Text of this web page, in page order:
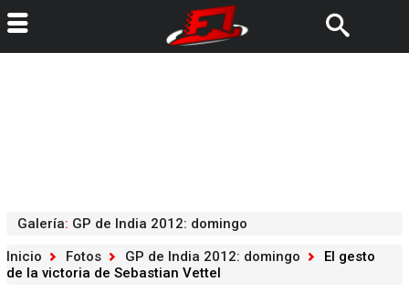
Galería: GP de India 2012: domingo
Inicio
Fotos GP de India 2012: domingo
El gesto
de la victoria de Sebastian Vettel